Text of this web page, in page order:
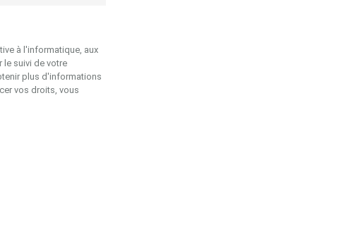
à l'informatique, aux
le suivi de votre
plus d'informations
vos droits, vous